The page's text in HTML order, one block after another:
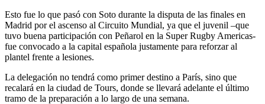
Esto fue lo que pasó con Soto durante la disputa de las finales en
Madrid por el ascenso al Circuito Mundial, ya que el juvenil –que
tuvo buena participación con Peñarol en la Super Rugby Americas-
fue convocado a la capital española justamente para reforzar al
plantel frente a lesiones.
La delegación no tendrá como primer destino a París, sino que
recalará en la ciudad de Tours, donde se llevará adelante el último
tramo de la preparación a lo largo de una semana.